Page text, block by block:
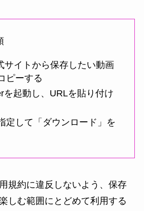
サイトから保存したい動画
ピーする
を起動し、URLを貼り付け
定して「ダウンロード」を
規約に違反しないよう、保存
しむ範囲にとどめて利用する